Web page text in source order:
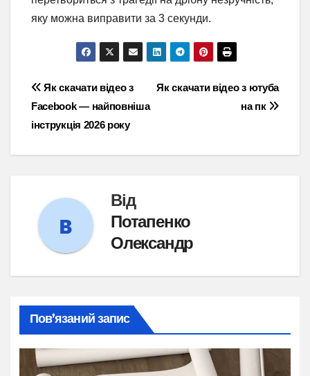
яку можна виправити за 3 секунди.
Навігація
записів
Як скачати відео з ютуба
на пк
Як скачати відео з
Facebook — найповніша
інструкція 2026 року
Від
Потапенко
Олександр
Пов’язаний запис